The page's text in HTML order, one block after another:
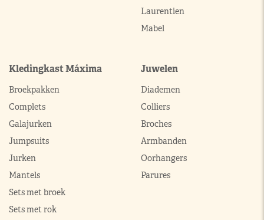
Laurentien
Mabel
Kledingkast Máxima
Broekpakken
Complets
Galajurken
Jumpsuits
Jurken
Mantels
Sets met broek
Sets met rok
Juwelen
Diademen
Colliers
Broches
Armbanden
Oorhangers
Parures